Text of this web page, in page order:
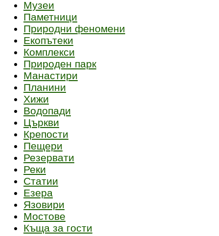
Музеи
Паметници
Природни феномени
Екопътеки
Комплекси
Природен парк
Манастири
Планини
Хижи
Водопади
Църкви
Крепости
Пещери
Резервати
Реки
Статии
Езера
Язовири
Мостове
Къща за гости